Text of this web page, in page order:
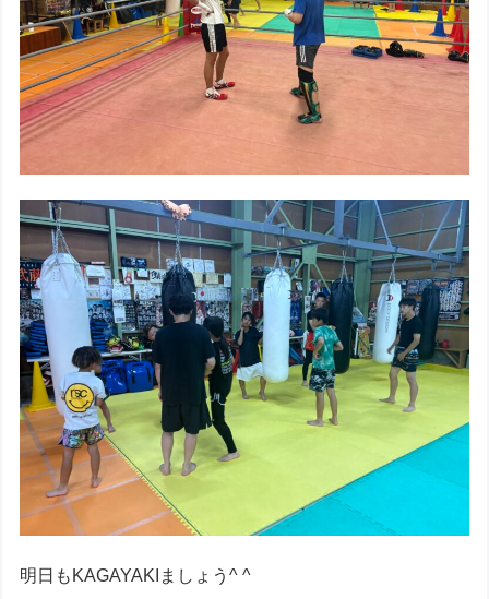
明日もKAGAYAKIましょう^ ^